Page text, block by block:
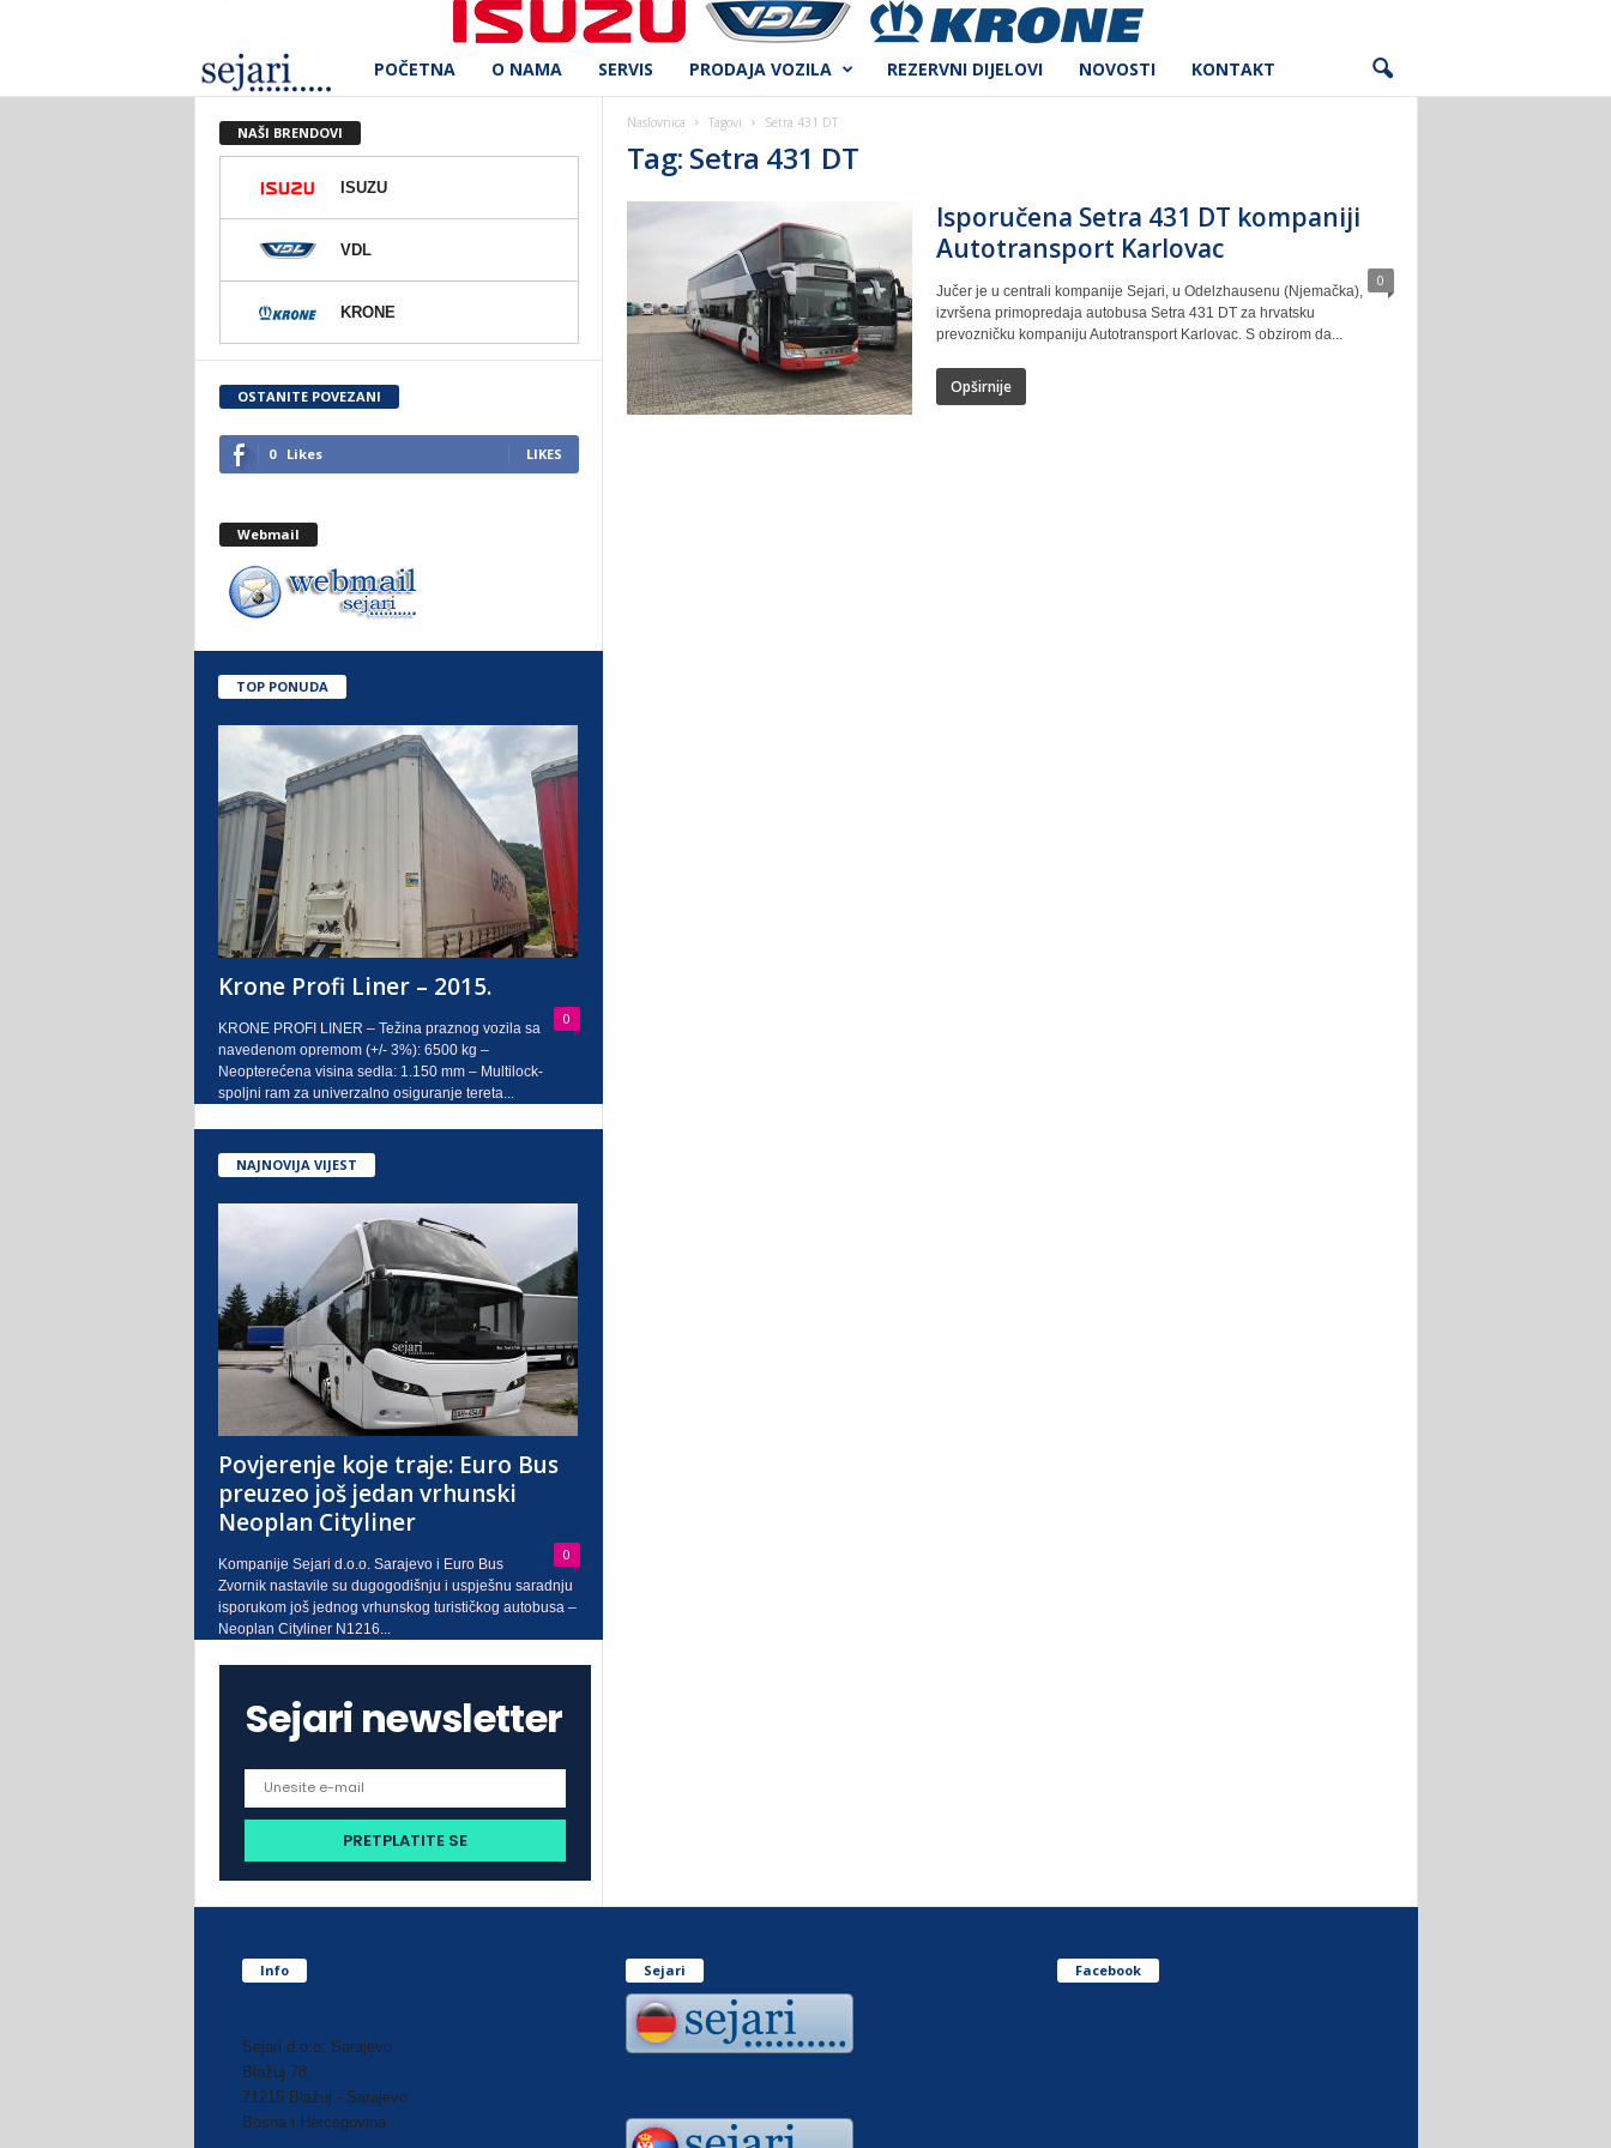
e
r
d
.
o
.
a
j
o
POČETNA O NAMA SERVIS PRODAJA VOZILA REZERVNI DIJELOVI NOVOSTI KONTAKT
Naslovnica Tagovi Setra 431 DT
Tag: Setra 431 DT
Isporučena Setra 431 DT kompaniji
Autotransport Karlovac
0
Jučer je u centrali kompanije Sejari, u Odelzhausenu (Njemačka),
izvršena primopredaja autobusa Setra 431 DT za hrvatsku
prevozničku kompaniju Autotransport Karlovac. S obzirom da...
Opširnije
NAŠI BRENDOVI
ISUZU
VDL
KRONE
OSTANITE POVEZANI
0 Likes LIKES
Webmail
TOP PONUDA
Krone Profi Liner – 2015.
0
KRONE PROFI LINER – Težina praznog vozila sa
navedenom opremom (+/- 3%): 6500 kg –
Neopterećena visina sedla: 1.150 mm – Multilock-
spoljni ram za univerzalno osiguranje tereta...
NAJNOVIJA VIJEST
Povjerenje koje traje: Euro Bus
preuzeo još jedan vrhunski
Neoplan Cityliner
0
Kompanije Sejari d.o.o. Sarajevo i Euro Bus
Zvornik nastavile su dugogodišnju i uspješnu saradnju
isporukom još jednog vrhunskog turističkog autobusa –
Neoplan Cityliner N1216...
Sejari newsletter
Info
Sejari d.o.o. Sarajevo
Blažuj 78,
71215 Blažuj - Sarajevo
Bosna i Hercegovina
Sejari Facebook